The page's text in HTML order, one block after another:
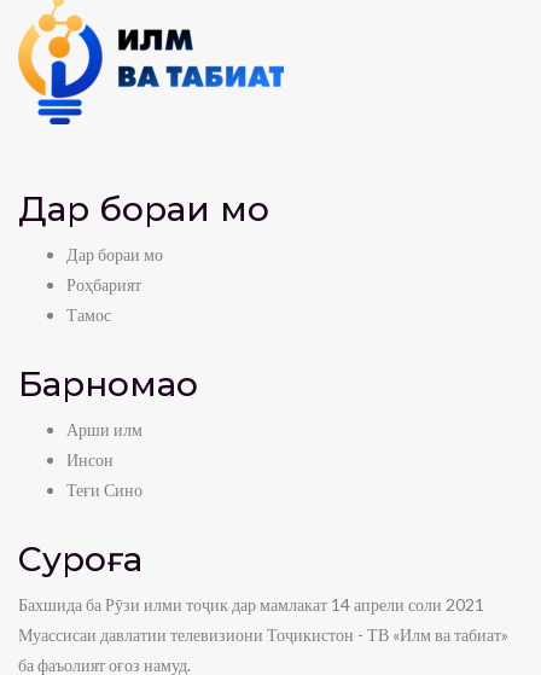
Дар бораи мо
Дар бораи мо
Роҳбарият
Тамос
Барномаҳо
Арши илм
Инсон
Теғи Сино
Суроға
Бахшида ба Рӯзи илми тоҷик дар мамлакат 14 апрели соли 2021
Муассисаи давлатии телевизиони Тоҷикистон - ТВ «Илм ва табиат»
ба фаъолият оғоз намуд.